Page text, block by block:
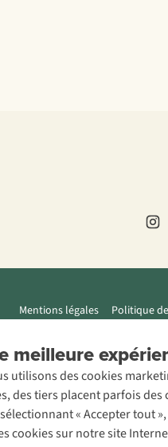
meilleure
utilisons des cookies
des tiers placent parfois
« Accepter
cookies sur notre site
Mentions légales Politique